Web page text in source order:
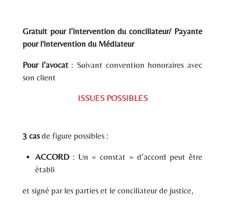
Gratuit pour l’intervention du conciliateur/ Payante
pour l'intervention du Médiateur
Pour l’avocat: Suivant convention honoraires avec
son client
ISSUES POSSIBLES
3 casde figure possibles :
ACCORD: Un « constat » d’accord peut être
établi
et signé par les parties et le conciliateur de justice,